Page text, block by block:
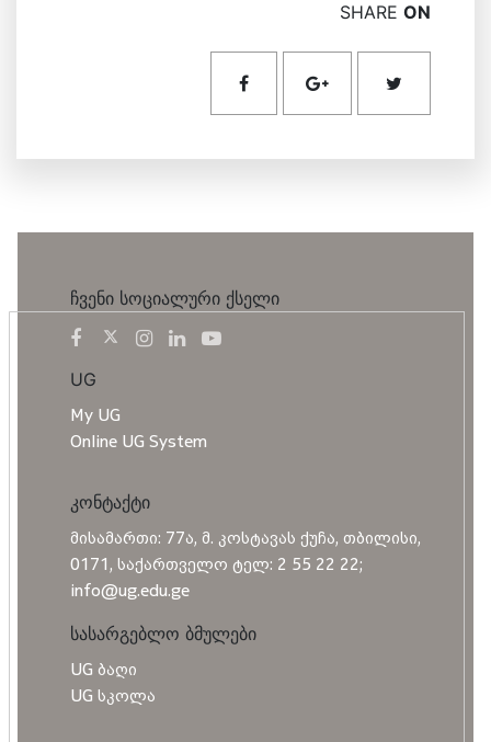
SHARE ON
ჩვენი სოციალური ქსელი
UG
My UG
Online UG System
კონტაქტი
მისამართი: 77ა, მ. კოსტავას ქუჩა, თბილისი,
0171, საქართველო ტელ: 2 55 22 22;
info@ug.edu.ge
სასარგებლო ბმულები
UG ბაღი
UG სკოლა